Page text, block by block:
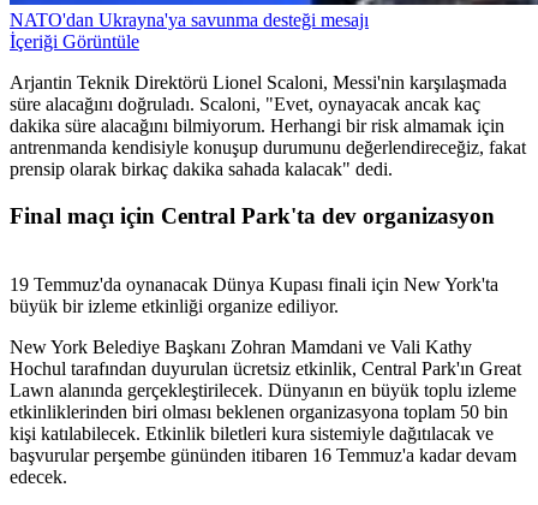
NATO'dan Ukrayna'ya savunma desteği mesajı
İçeriği Görüntüle
Arjantin Teknik Direktörü Lionel Scaloni, Messi'nin karşılaşmada
süre alacağını doğruladı. Scaloni, "Evet, oynayacak ancak kaç
dakika süre alacağını bilmiyorum. Herhangi bir risk almamak için
antrenmanda kendisiyle konuşup durumunu değerlendireceğiz, fakat
prensip olarak birkaç dakika sahada kalacak" dedi.
Final maçı için Central Park'ta dev organizasyon
19 Temmuz'da oynanacak Dünya Kupası finali için New York'ta
büyük bir izleme etkinliği organize ediliyor.
New York Belediye Başkanı Zohran Mamdani ve Vali Kathy
Hochul tarafından duyurulan ücretsiz etkinlik, Central Park'ın Great
Lawn alanında gerçekleştirilecek. Dünyanın en büyük toplu izleme
etkinliklerinden biri olması beklenen organizasyona toplam 50 bin
kişi katılabilecek. Etkinlik biletleri kura sistemiyle dağıtılacak ve
başvurular perşembe gününden itibaren 16 Temmuz'a kadar devam
edecek.